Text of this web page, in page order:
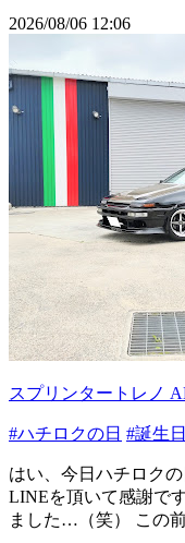
2026/08/06 12:06
スプリンタートレノ
#ハチロクの日 #誕生
はい、今日ハチロク
LINEを頂いて感謝で
ました…（笑） この